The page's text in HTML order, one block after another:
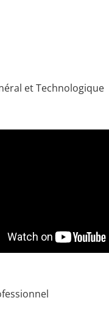
et Technologique